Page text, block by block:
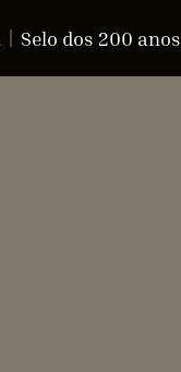
Selo dos 200 anos